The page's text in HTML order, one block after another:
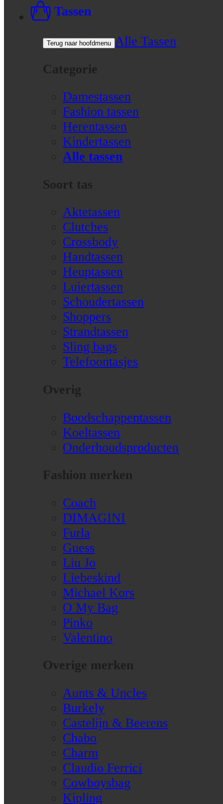
Tassen
Terug naar hoofdmenu Alle Tassen
Categorie
Damestassen
Fashion tassen
Herentassen
Kindertassen
Alle tassen
Soort tas
Aktetassen
Clutches
Crossbody
Handtassen
Heuptassen
Luiertassen
Schoudertassen
Shoppers
Strandtassen
Sling bags
Telefoontasjes
Overig
Boodschappentassen
Koeltassen
Onderhoudsproducten
Fashion merken
Coach
DIMAGINI
Furla
Guess
Liu Jo
Liebeskind
Michael Kors
O My Bag
Pinko
Valentino
Overige merken
Aunts & Uncles
Burkely
Castelijn & Beerens
Chabo
Charm
Claudio Ferrici
Cowboysbag
Kipling